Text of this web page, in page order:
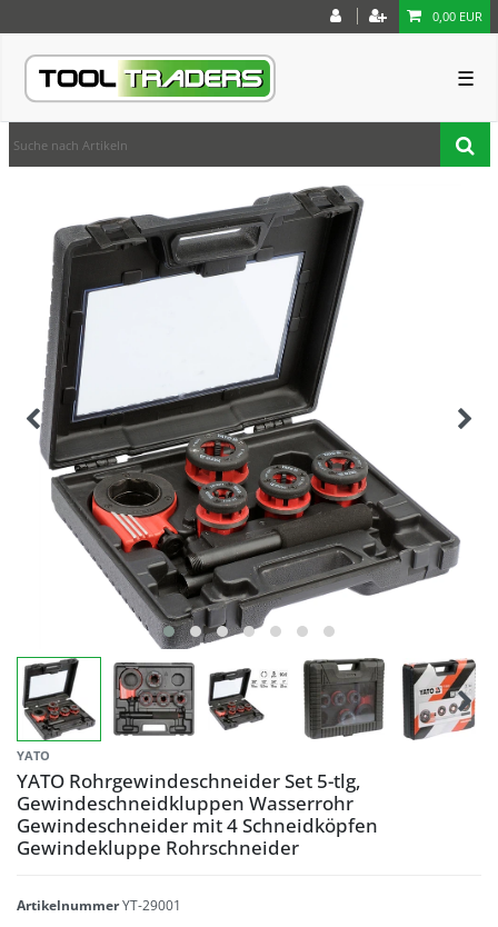
0,00 EUR
☰
YATO
YATO Rohrgewindeschneider Set 5-tlg,
Gewindeschneidkluppen Wasserrohr
Gewindeschneider mit 4 Schneidköpfen
Gewindekluppe Rohrschneider
ArtikelnummerYT-29001